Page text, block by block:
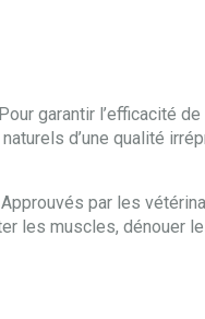
garantir l’efficacité
d’une qualité
par les
les muscles, dénouer